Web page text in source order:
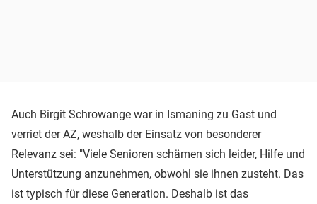
Auch Birgit Schrowange war in Ismaning zu Gast und
verriet der AZ, weshalb der Einsatz von besonderer
Relevanz sei: "Viele Senioren schämen sich leider, Hilfe und
Unterstützung anzunehmen, obwohl sie ihnen zusteht. Das
ist typisch für diese Generation. Deshalb ist das